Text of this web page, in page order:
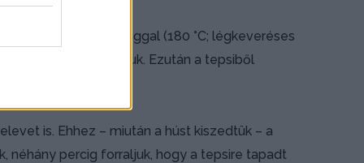
közepes lánggal (180 °C; légkeveréses
gyakorta meglocsoljuk. Ezután a tepsiből
is. Ehhez – miután a húst kiszedtük – a
néhány percig forraljuk, hogy a tepsire tapadt